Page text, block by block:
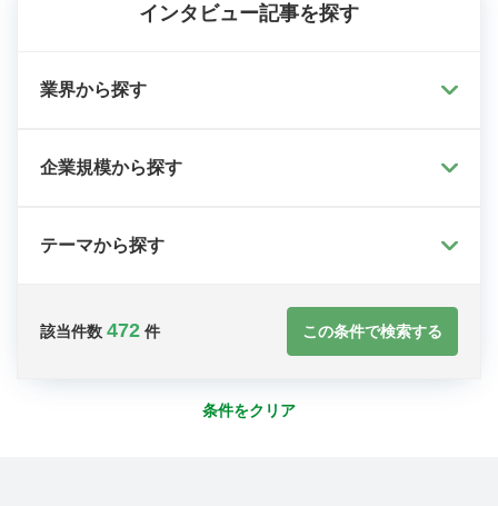
インタビュー記事を探す
業界から探す
企業規模から探す
テーマから探す
該当件数 472 件 この条件で検索する
条件をクリア